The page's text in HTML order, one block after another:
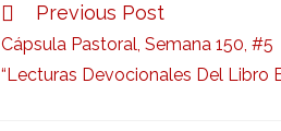
Previous Post
Cápsula Pastoral, Semana 150, #5
“Lecturas Devocionales Del Libro